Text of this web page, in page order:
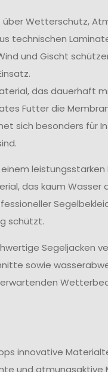
Wetterschutz,
technischen
und Gischt
das dauerhaft
Futter die
sich besonders für
leistungsstarken
das kaum Wasser
schützt.
Segeljacken
sowie
innovative
und atmungsaktive